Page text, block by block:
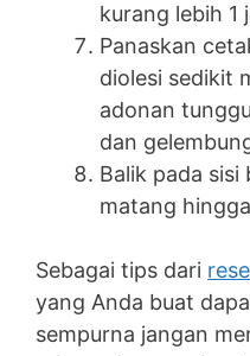
kurang lebih 1
Panaskan
diolesi sedikit
adonan
dan
Balik pada sisi
matang
Sebagai tips dari
yang Anda buat
sempurna jangan